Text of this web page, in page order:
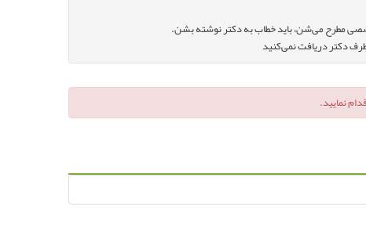
مطرح می‌شن، باید خطاب به دکتر نوشته بشن.
دکتر دریافت نمی‌کنید
نمایید.